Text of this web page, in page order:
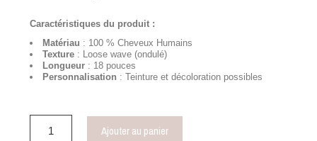
Caractéristiques du produit :
Matériau : 100 % Cheveux Humains
Texture : Loose wave (ondulé)
Longueur : 18 pouces
Personnalisation : Teinture et décoloration possibles
Ajouter au panier